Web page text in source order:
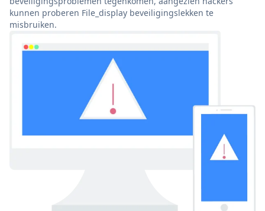
kunnen proberen File_display beveiligingslekken te
misbruiken.